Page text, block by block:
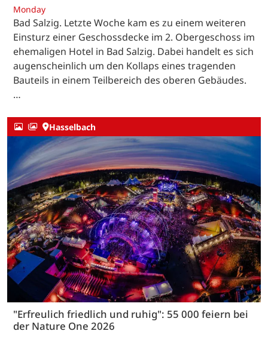
Monday
Bad Salzig. Letzte Woche kam es zu einem weiteren
Einsturz einer Geschossdecke im 2. Obergeschoss im
ehemaligen Hotel in Bad Salzig. Dabei handelt es sich
augenscheinlich um den Kollaps eines tragenden
Bauteils in einem Teilbereich des oberen Gebäudes.
…
Hasselbach
"Erfreulich friedlich und ruhig": 55 000 feiern bei
der Nature One 2026